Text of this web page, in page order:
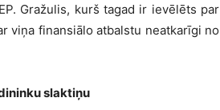
Gražulis, kurš tagad ir ievēlēts par
viņa finansiālo atbalstu neatkarīgi no
slaktiņu